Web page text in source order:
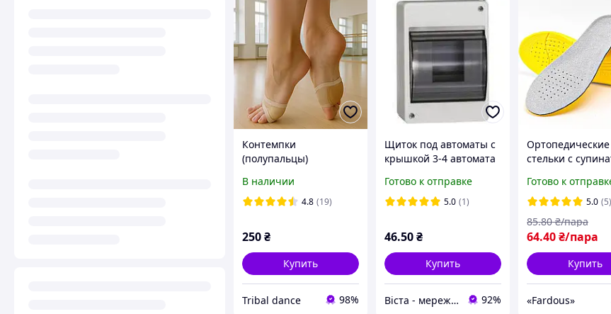
Контемпки
(полупальцы)
В наличии
4.8 (19)
250₴
Купить
Tribal dance 98%
Щиток под автоматы с
крышкой 3-4 автомата
Готово к отправке
5.0 (1)
46.50₴
Купить
Віста - мережа будівельно-господарчих маркетів 92%
Ортопедические
стельки с
Готово к
5.0 (5)
64.40₴/пара
85.80 ₴/пара
Купить
«Fardous»